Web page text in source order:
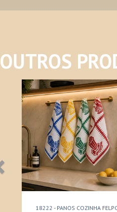
OUTROS
18222 - PANOS COZINHA